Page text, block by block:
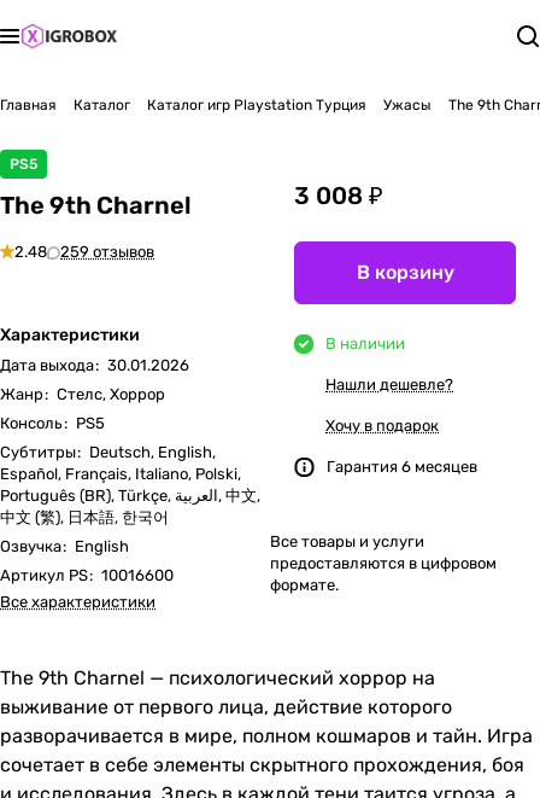
Главная Каталог Каталог игр Playstation Турция Ужасы The 9th
PS5
The 9th Charnel
2.48 259 отзывов
Характеристики
Дата выхода: 30.01.2026
Жанр: Стелс, Хоррор
Консоль: PS5
Субтитры: Deutsch, English,
Español, Français, Italiano, Polski,
Português (BR), Türkçe, العربية, 中文,
中文 (繁), 日本語, 한국어
Озвучка: English
Артикул PS: 10016600
Все характеристики
3 008 ₽
В корзину
В наличии
Нашли дешевле?
Хочу в подарок
Гарантия 6 месяцев
Все товары и услуги
предоставляются в цифровом
формате.
The 9th Charnel — психологический хоррор на
выживание от первого лица, действие которого
разворачивается в мире, полном кошмаров и тайн. Игра
сочетает в себе элементы скрытного прохождения, боя